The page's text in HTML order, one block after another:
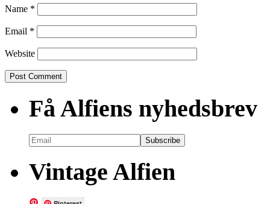
Name *
Email *
Website
Få Alfiens nyhedsbrev
Vintage Alfien